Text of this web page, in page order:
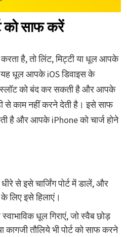
को साफ करें
है, तो लिंट, मिट्टी या धूल आपके
यह धूल आपके iOS डिवाइस के
स्लॉट को बंद कर सकती है और आपके
से काम नहीं करने देती है। इसे साफ
है और आपके iPhone को चार्ज होने
से इसे चार्जिंग पोर्ट में डालें, और
लिए इसे हिलाएं।
धूल गिराएं, जो स्वैब छोड़
तौलिये भी पोर्ट को साफ करने